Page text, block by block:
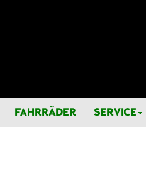
FAHRRÄDER SERVICE